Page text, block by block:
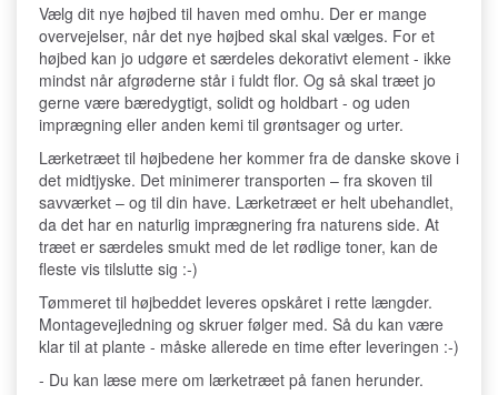
Vælg dit nye højbed til haven med omhu. Der er mange
overvejelser, når det nye højbed skal skal vælges. For et
højbed kan jo udgøre et særdeles dekorativt element - ikke
mindst når afgrøderne står i fuldt flor. Og så skal træet jo
gerne være bæredygtigt, solidt og holdbart - og uden
imprægning eller anden kemi til grøntsager og urter.
Lærketræet til højbedene her kommer fra de danske skove i
det midtjyske. Det minimerer transporten – fra skoven til
savværket – og til din have. Lærketræet er helt ubehandlet,
da det har en naturlig imprægnering fra naturens side. At
træet er særdeles smukt med de let rødlige toner, kan de
fleste vis tilslutte sig :-)
Tømmeret til højbeddet leveres opskåret i rette længder.
Montagevejledning og skruer følger med. Så du kan være
klar til at plante - måske allerede en time efter leveringen :-)
- Du kan læse mere om lærketræet på fanen herunder.